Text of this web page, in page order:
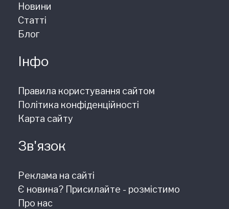
Новини
Статті
Блог
Інфо
Правила користування сайтом
Політика конфіденційності
Карта сайту
Зв'язок
Реклама на сайті
Є новина? Присилайте - розмістимо
Про нас